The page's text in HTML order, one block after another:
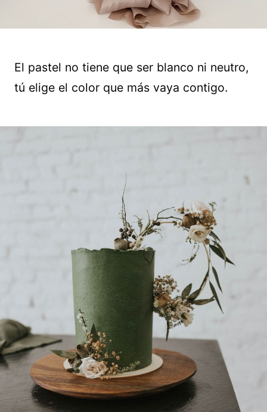
El pastel no tiene que ser blanco ni neutro,
tú elige el color que más vaya contigo.